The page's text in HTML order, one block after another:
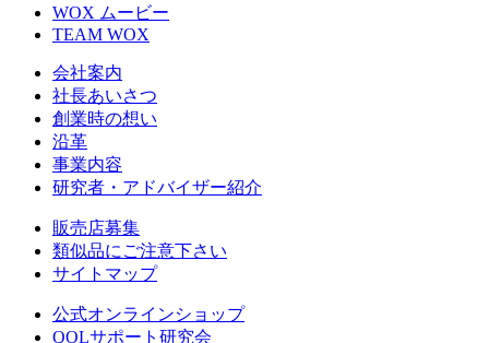
WOX ムービー
TEAM WOX
会社案内
社長あいさつ
創業時の想い
沿革
事業内容
研究者・アドバイザー紹介
販売店募集
類似品にご注意下さい
サイトマップ
公式オンラインショップ
QOLサポート研究会